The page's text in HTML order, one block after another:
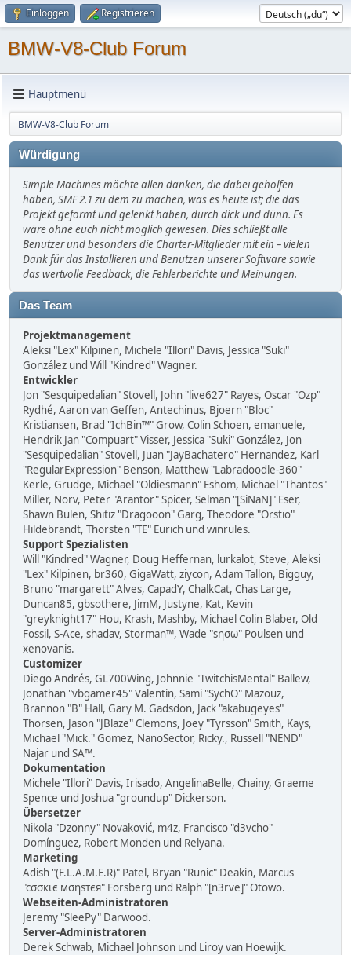
Einloggen Registrieren
BMW-V8-Club Forum
Hauptmenü
BMW-V8-Club Forum
Würdigung
Simple Machines möchte allen danken, die dabei geholfen
haben, SMF 2.1 zu dem zu machen, was es heute ist; die das
Projekt geformt und gelenkt haben, durch dick und dünn. Es
wäre ohne euch nicht möglich gewesen. Dies schließt alle
Benutzer und besonders die Charter-Mitglieder mit ein – vielen
Dank für das Installieren und Benutzen unserer Software sowie
das wertvolle Feedback, die Fehlerberichte und Meinungen.
Das Team
Projektmanagement
Aleksi "Lex" Kilpinen, Michele "Illori" Davis, Jessica "Suki"
González und Will "Kindred" Wagner.
Entwickler
Jon "Sesquipedalian" Stovell, John "live627" Rayes, Oscar "Ozp"
Rydhé, Aaron van Geffen, Antechinus, Bjoern "Bloc"
Kristiansen, Brad "IchBin™" Grow, Colin Schoen, emanuele,
Hendrik Jan "Compuart" Visser, Jessica "Suki" González, Jon
"Sesquipedalian" Stovell, Juan "JayBachatero" Hernandez, Karl
"RegularExpression" Benson, Matthew "Labradoodle-360"
Kerle, Grudge, Michael "Oldiesmann" Eshom, Michael "Thantos"
Miller, Norv, Peter "Arantor" Spicer, Selman "[SiNaN]" Eser,
Shawn Bulen, Shitiz "Dragooon" Garg, Theodore "Orstio"
Hildebrandt, Thorsten "TE" Eurich und winrules.
Support Spezialisten
Will "Kindred" Wagner, Doug Heffernan, lurkalot, Steve, Aleksi
"Lex" Kilpinen, br360, GigaWatt, ziycon, Adam Tallon, Bigguy,
Bruno "margarett" Alves, CapadY, ChalkCat, Chas Large,
Duncan85, gbsothere, JimM, Justyne, Kat, Kevin
"greyknight17" Hou, Krash, Mashby, Michael Colin Blaber, Old
Fossil, S-Ace, shadav, Storman™, Wade "sησω" Poulsen und
xenovanis.
Customizer
Diego Andrés, GL700Wing, Johnnie "TwitchisMental" Ballew,
Jonathan "vbgamer45" Valentin, Sami "SychO" Mazouz,
Brannon "B" Hall, Gary M. Gadsdon, Jack "akabugeyes"
Thorsen, Jason "JBlaze" Clemons, Joey "Tyrsson" Smith, Kays,
Michael "Mick." Gomez, NanoSector, Ricky., Russell "NEND"
Najar und SA™.
Dokumentation
Michele "Illori" Davis, Irisado, AngelinaBelle, Chainy, Graeme
Spence und Joshua "groundup" Dickerson.
Übersetzer
Nikola "Dzonny" Novaković, m4z, Francisco "d3vcho"
Domínguez, Robert Monden und Relyana.
Marketing
Adish "(F.L.A.M.E.R)" Patel, Bryan "Runic" Deakin, Marcus
"cσσкιє мσηѕтєя" Forsberg und Ralph "[n3rve]" Otowo.
Webseiten-Administratoren
Jeremy "SleePy" Darwood.
Server-Administratoren
Derek Schwab, Michael Johnson und Liroy van Hoewijk.